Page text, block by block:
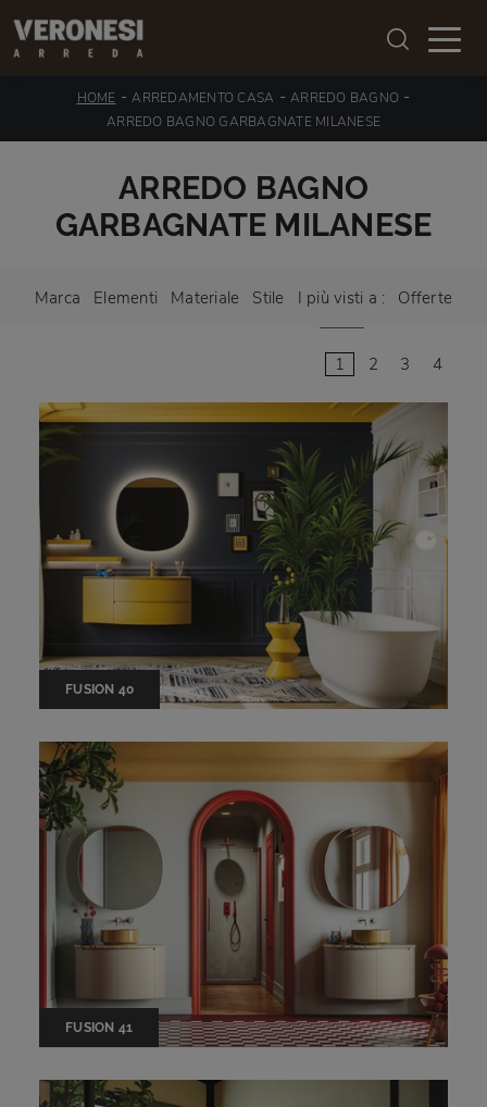
HOME -ARREDAMENTO CASA - ARREDO BAGNO -
ARREDO BAGNO GARBAGNATE MILANESE
ARREDO BAGNO
GARBAGNATE MILANESE
Marca Elementi Materiale Stile I più visti a : Offerte
1 2 3 4
FUSION 40
FUSION 41